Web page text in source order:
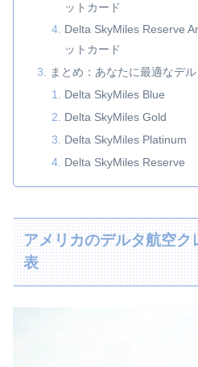
ットカード
Delta SkyMiles Reserve
ットカード
まとめ：あなたに最適なデ
Delta SkyMiles Blue
Delta SkyMiles Gold
Delta SkyMiles Platinum
Delta SkyMiles Reserve
アメリカのデルタ航空ク
表